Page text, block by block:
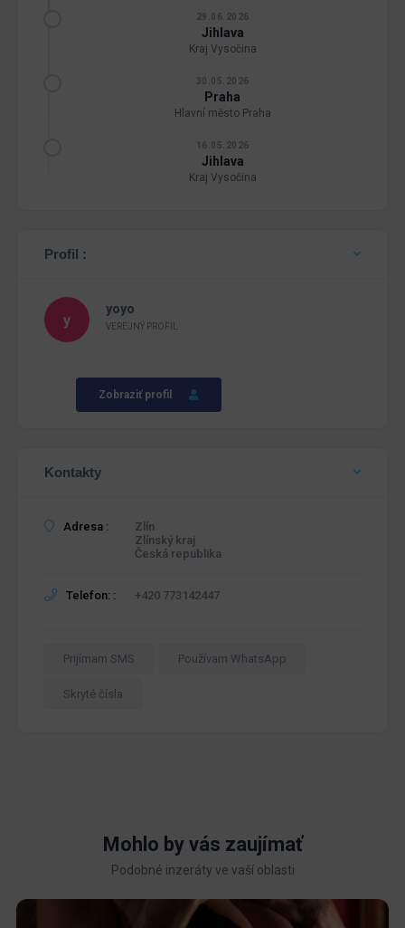
29.06.2026
Jihlava
Kraj Vysočina
30.05.2026
Praha
Hlavní město Praha
16.05.2026
Jihlava
Kraj Vysočina
Profil :
yoyo
VEREJNÝ PROFIL
Zobraziť profil
Kontakty
Adresa :
Zlín
Zlínský kraj
Česká republika
Telefon: : +420 773142447
Prijímam SMS Používam WhatsApp
Skryté čísla
Mohlo by vás zaujímať
Podobné inzeráty ve vaší oblasti